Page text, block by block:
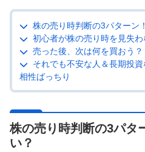
債
お
ま
か
投
PICK
S
株の売り時判断の3パターン
初心者が株の売り時を見失
売った後、次は何を買おう？
それでも不安な人＆長期投
相性ばっちり
株の売り時判断の3パタ
い？